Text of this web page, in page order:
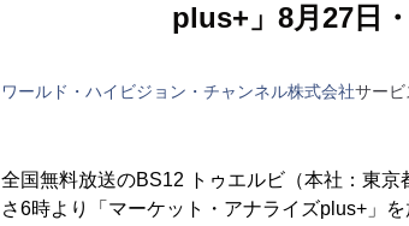
plus+」​8月27日
ワールド・ハイビジョン・チャンネル株式会社サービ
全国無料放送のBS12 トゥエルビ（本社：東
さ6時より「マーケット・アナライズplus+」